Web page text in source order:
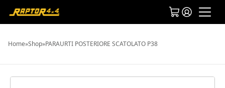
Home»Shop»PARAURTI POSTERIORE SCATOLATO P38